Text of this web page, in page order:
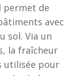
permet de
avec
sol. Via un
la fraîcheur
utilisée pour